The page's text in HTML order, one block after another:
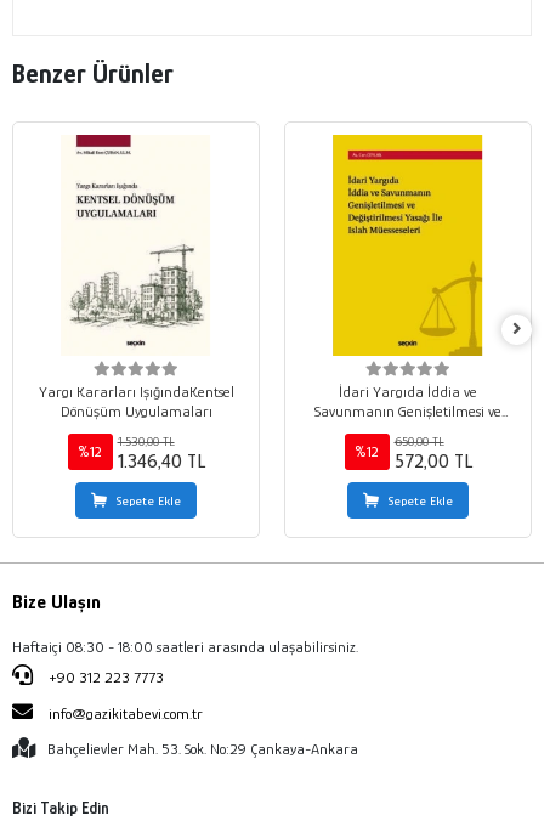
Benzer Ürünler
Yargı Kararları IşığındaKentsel
Dönüşüm Uygulamaları
%12
1.530,00 TL
1.346,40 TL
Sepete Ekle
İdari Yargıda İddia ve
Savunmanın Genişletilmesi ve
Değiştirilmesi Yasağı ile Islah
Müesseseleri
%12
650,00 TL
572,00 TL
Sepete Ekle
Bize Ulaşın
Haftaiçi 08:30 - 18:00 saatleri arasında ulaşabilirsiniz.
+90 312 223 7773
info@gazikitabevi.com.tr
Bahçelievler Mah. 53. Sok. No:29 Çankaya-Ankara
Bizi Takip Edin